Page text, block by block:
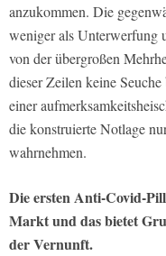
anzukommen. Die
weniger als Unterwerfung
von der übergroßen
dieser Zeilen keine
einer
die konstruierte Notlage
wahrnehmen.
Die ersten Anti-Covid-
Markt und das bietet
der Vernunft.